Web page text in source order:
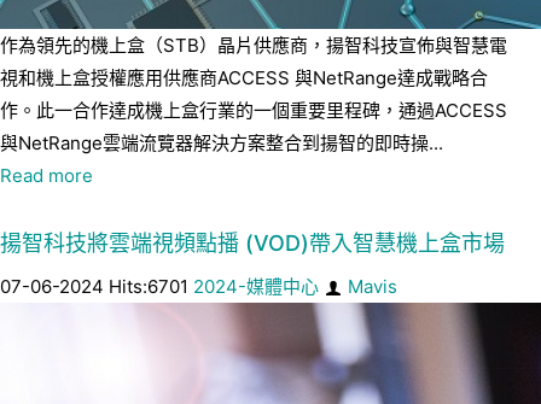
作為領先的機上盒（STB）晶片供應商，揚智科技宣佈與智慧電
視和機上盒授權應用供應商ACCESS 與NetRange達成戰略合
作。此一合作達成機上盒行業的一個重要里程碑，通過ACCESS
與NetRange雲端流覽器解決方案整合到揚智的即時操...
Read more
揚智科技將雲端視頻點播 (VOD)帶入智慧機上盒市場
07-06-2024 Hits:6701 2024-媒體中心 Mavis